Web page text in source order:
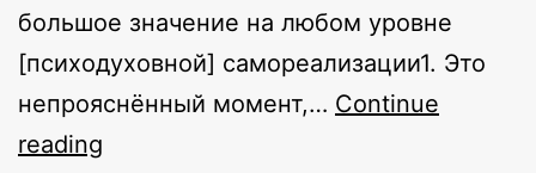
большое значение на любом уровне
[психодуховной] самореализации1. Это
непрояснённый момент,… Continue
reading